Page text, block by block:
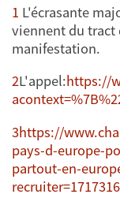
1 L'écrasante
viennent du tract
manifestation.
2L'appel:https://
3https://
pays-d-europe-
partout-en-